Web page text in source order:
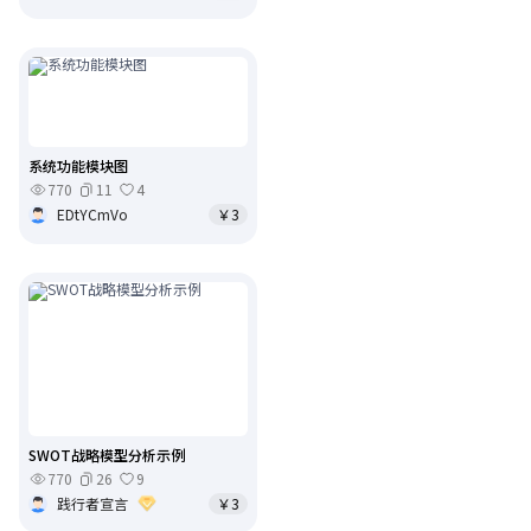
系统功能模块图
770
11
4
EDtYCmVo
￥3
SWOT战略模型分析示例
770
26
9
践行者宣言
￥3